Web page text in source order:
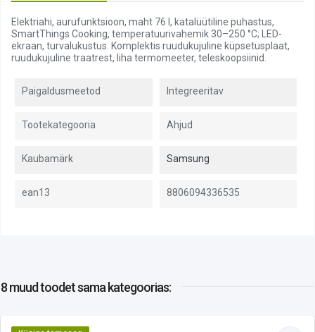
Elektriahi, aurufunktsioon, maht 76 l, katalüütiline puhastus,
SmartThings Cooking, temperatuurivahemik 30–250 °C; LED-
ekraan, turvalukustus. Komplektis ruudukujuline küpsetusplaat,
ruudukujuline traatrest, liha termomeeter, teleskoopsiinid.
Paigaldusmeetod Integreeritav
Tootekategooria Ahjud
Kaubamärk Samsung
ean13 8806094336535
8 muud toodetsama kategoorias: